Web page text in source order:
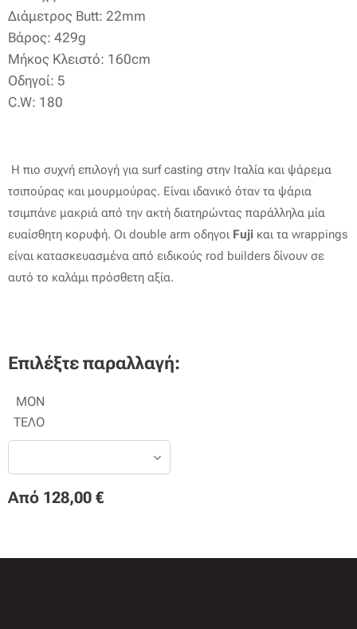
Διάμετρος Butt: 22mm
Βάρος: 429g
Μήκος Κλειστό: 160cm
Oδηγοί: 5
C.W: 180
Η πιο συχνή επιλογή για surf casting στην Ιταλία και ψάρεμα
τσιπούρας και μουρμούρας. Είναι ιδανικό όταν τα ψάρια
τσιμπάνε μακριά από την ακτή διατηρώντας παράλληλα μία
ευαίσθητη κορυφή. Οι double arm οδηγοι Fuji και τα wrappings
είναι κατασκευασμένα από ειδικούς rod builders δίνουν σε
αυτό το καλάμι πρόσθετη αξία.
Επιλέξτε παραλλαγή:
ΜΟΝ
ΤΕΛΟ
Από 128,00 €